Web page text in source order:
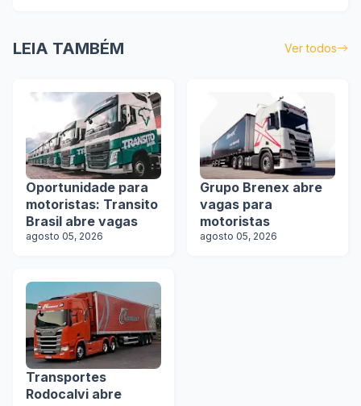
LEIA TAMBÉM Ver todos
Oportunidade para
motoristas: Transito
Brasil abre vagas
agosto 05, 2026
Grupo Brenex abre
vagas para
motoristas
agosto 05, 2026
Transportes
Rodocalvi abre